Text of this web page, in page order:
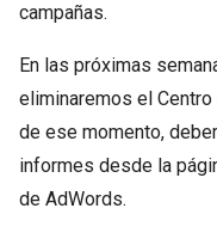
campañas.
En las próximas
eliminaremos el
de ese momento,
informes desde la
de AdWords.